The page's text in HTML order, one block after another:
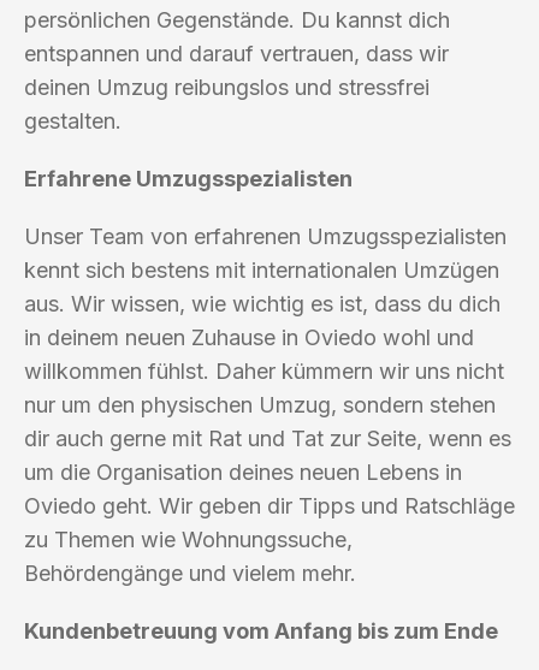
persönlichen Gegenstände. Du kannst dich
entspannen und darauf vertrauen, dass wir
deinen Umzug reibungslos und stressfrei
gestalten.
Erfahrene Umzugsspezialisten
Unser Team von erfahrenen Umzugsspezialisten
kennt sich bestens mit internationalen Umzügen
aus. Wir wissen, wie wichtig es ist, dass du dich
in deinem neuen Zuhause in Oviedo wohl und
willkommen fühlst. Daher kümmern wir uns nicht
nur um den physischen Umzug, sondern stehen
dir auch gerne mit Rat und Tat zur Seite, wenn es
um die Organisation deines neuen Lebens in
Oviedo geht. Wir geben dir Tipps und Ratschläge
zu Themen wie Wohnungssuche,
Behördengänge und vielem mehr.
Kundenbetreuung vom Anfang bis zum Ende